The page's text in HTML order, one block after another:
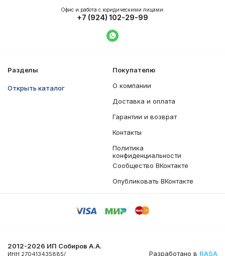
Разделы
Открыть каталог
Покупателю
О компании
Доставка и оплата
Гарантии и возврат
Контакты
Политика
конфиденциальности
Сообщество ВКонтакте
Опубликовать ВКонтакте
Офис и работа с юридическими лицами:
+7 (924) 102-29-99
Написать в WhatsApp
2012-2026 ИП Собиров А.А.
ИНН 270413435885/ Разработано в RASA